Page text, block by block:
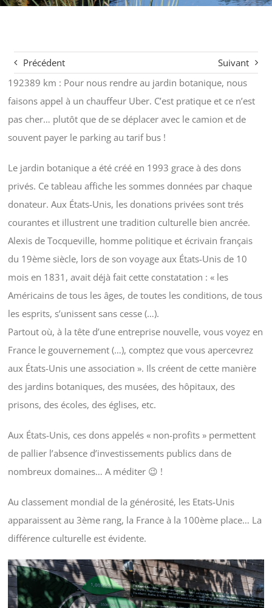
Précédent
Suivant
192389 km : Pour nous rendre au jardin botanique, nous
faisons appel à un chauffeur Uber. C’est pratique et ce n’est
pas cher… plutôt que de se déplacer avec le camion et de
souvent payer le parking au tarif bus !
Le jardin botanique a été créé en 1993 grace à des dons
privés. Ce tableau affiche les sommes données par chaque
donateur. Aux États-Unis, les donations privées sont trés
courantes et illustrent une tradition culturelle bien ancrée.
Alexis de Tocqueville, homme politique et écrivain français
du 19ème siècle, lors de son voyage aux États-Unis de 10
mois en 1831, avait déjà fait cette constatation : « les
Américains de tous les âges, de toutes les conditions, de tous
les esprits, s’unissent sans cesse (…).
Partout où, à la tête d’une entreprise nouvelle, vous voyez en
France le gouvernement (…), comptez que vous apercevrez
aux États-Unis une association ». Ils créent de cette manière
des jardins botaniques, des musées, des hôpitaux, des
prisons, des écoles, des églises, etc.
Aux États-Unis, ces dons appelés « non-profits » permettent
de pallier l’absence d’investissements publics dans de
nombreux domaines… A méditer 😉 !
Au classement mondial de la générosité, les Etats-Unis
apparaissent au 3ème rang, la France à la 100ème place… La
différence culturelle est évidente.